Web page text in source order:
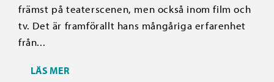
främst på teaterscenen, men också inom film och
tv. Det är framförallt hans mångåriga erfarenhet
från...
LÄS MER